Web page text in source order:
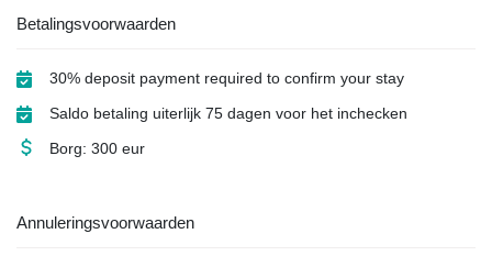
Betalingsvoorwaarden
30% deposit payment required to confirm your stay
Saldo betaling uiterlijk 75 dagen voor het inchecken
Borg: 300 eur
Annuleringsvoorwaarden